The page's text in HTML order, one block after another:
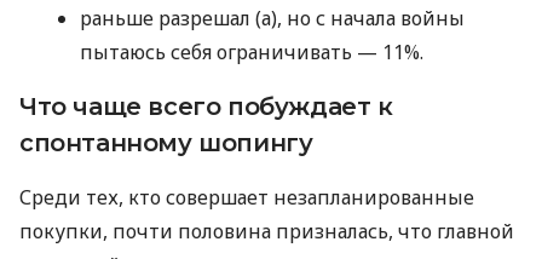
раньше разрешал (а), но с начала войны
пытаюсь себя ограничивать — 11%.
Что чаще всего побуждает к
спонтанному шопингу
Среди тех, кто совершает незапланированные
покупки, почти половина призналась, что главной